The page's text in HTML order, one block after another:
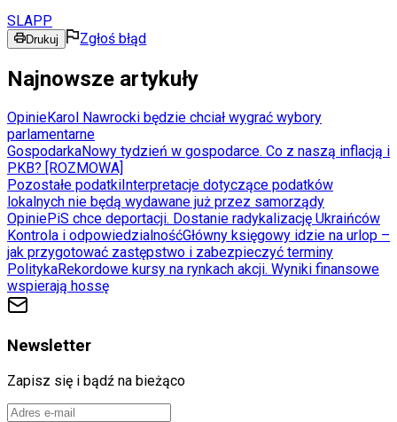
SLAPP
Drukuj Zgłoś błąd
Najnowsze artykuły
OpinieKarol Nawrocki będzie chciał wygrać wybory
parlamentarne
GospodarkaNowy tydzień w gospodarce. Co z naszą inflacją i
PKB? [ROZMOWA]
Pozostałe podatki Interpretacje dotyczące podatków
lokalnych nie będą wydawane już przez samorządy
OpiniePiS chce deportacji. Dostanie radykalizację Ukraińców
Kontrola i odpowiedzialnośćGłówny księgowy idzie na urlop –
jak przygotować zastępstwo i zabezpieczyć terminy
PolitykaRekordowe kursy na rynkach akcji. Wyniki finansowe
wspierają hossę
Newsletter
Zapisz się i bądź na bieżąco